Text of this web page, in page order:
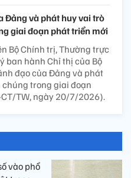
Đảng và phát huy vai trò
giai đoạn phát triển mới
Bộ Chính trị, Thường trực
ban hành Chỉ thị của Bộ
đạo của Đảng và phát
trong giai đoạn
TW, ngày 20/7/2026).
vào phổ